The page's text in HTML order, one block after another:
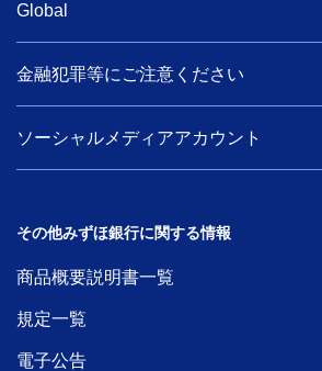
Global
金融犯罪等にご注意ください
ソーシャルメディアアカウント
その他みずほ銀行に関する情報
商品概要説明書一覧
規定一覧
電子公告